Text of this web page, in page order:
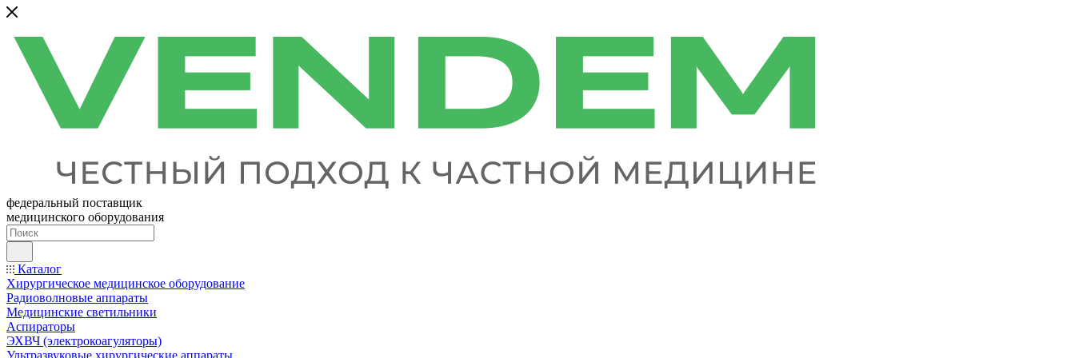
федеральный поставщик
медицинского оборудования
Каталог
Хирургическое медицинское оборудование
Радиоволновые аппараты
Медицинские светильники
Аспираторы
ЭХВЧ (электрокоагуляторы)
Ультразвуковые хирургические аппараты